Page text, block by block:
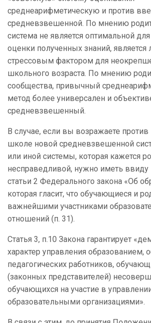
среднеарифметическую и против
средневзвешенной. По мнению
система не является оптимальной
оценки полученных знаний,
стрессовым фактором для
школьного возраста. По мнению
сообщества, привычный
метод более универсален и
средневзвешенный.
В случае, если вы возражаете
школе новой средневзвешенной
или иной системы, которая кажется
несправедливой, нужно иметь
статьи 2 Федерального закона «Об
которая гласит, что обучающиеся и
важнейшими участниками
отношений (п. 31).
Статья 3, п.10 Закона гарантирует
характер управления образованием,
педагогических работников,
(законных представителей)
обучающихся на участие в
образовательными организациями».